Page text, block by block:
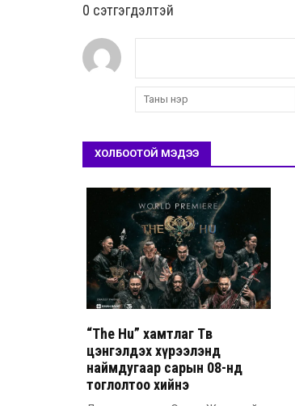
0 cэтгэгдэлтэй
ХОЛБООТОЙ МЭДЭЭ
“The Hu” хамтлаг Төв
цэнгэлдэх хүрээлэнд
наймдугаар сарын 08-нд
тоглолтоо хийнэ